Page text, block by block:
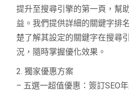
提升至搜尋引擎的第一頁，幫
益。我們提供詳細的關鍵字排
楚了解其設定的關鍵字在搜尋
況，隨時掌握優化效果。
2. 獨家優惠方案
– 五選一超值優惠：簽訂SEO